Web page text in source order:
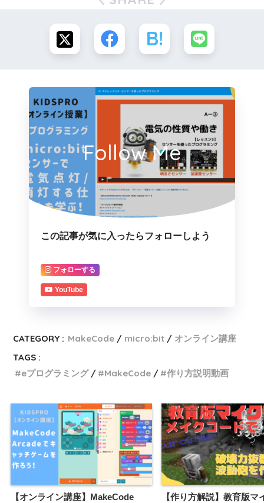
Follow Me
この記事が気に入ったらフォローしよう
フォローする
YouTube
CATEGORY : MakeCode micro:bit
オンライン講座
TAGS :
eプログラミング
MakeCode 作り方説明動画
【オンライン講座】MakeCode
【作り方解説】教育版マ